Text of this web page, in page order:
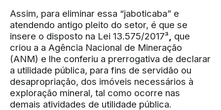
Assim, para eliminar essa “jaboticaba” e
atendendo antigo pleito do setor, é que se
insere o disposto na Lei 13.575/2017³ que
criou a a Agência Nacional de Mineração
(ANM) e lhe conferiu a prerrogativa de declarar
a utilidade pública, para fins de servidão ou
desapropriação, dos imóveis necessários à
exploração mineral, tal como ocorre nas
demais atividades de utilidade pública.